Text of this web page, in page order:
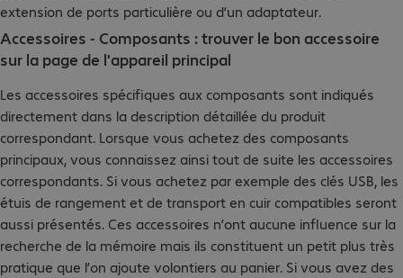
extension de ports particulière ou d’un adaptateur.
Accessoires - Composants : trouver le bon accessoire
sur la page de l'appareil principal
Les accessoires spécifiques aux composants sont indiqués
directement dans la description détaillée du produit
correspondant. Lorsque vous achetez des composants
principaux, vous connaissez ainsi tout de suite les accessoires
correspondants. Si vous achetez par exemple des clés USB, les
étuis de rangement et de transport en cuir compatibles seront
aussi présentés. Ces accessoires n’ont aucune influence sur la
recherche de la mémoire mais ils constituent un petit plus très
pratique que l’on ajoute volontiers au panier. Si vous avez des